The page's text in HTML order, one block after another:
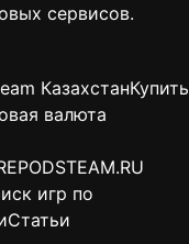
сервисов.
КазахстанКупить
валюта
игр по
Статьи